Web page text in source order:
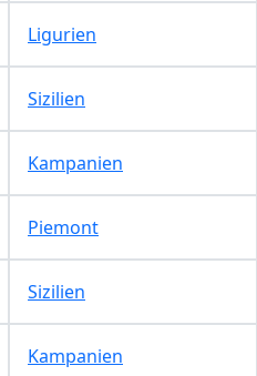
Ligurien
Sizilien
Kampanien
Piemont
Sizilien
Kampanien